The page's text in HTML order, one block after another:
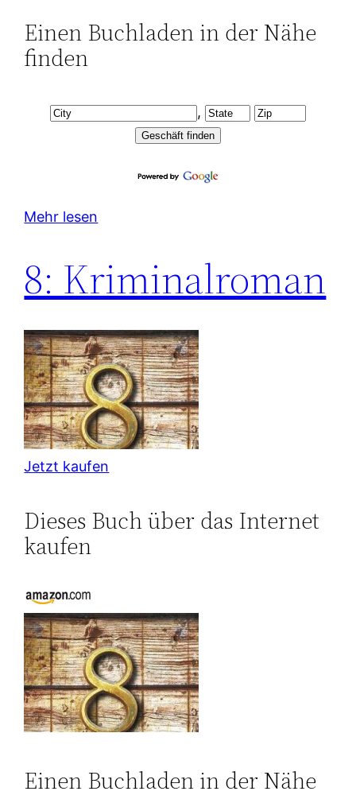
Einen Buchladen in der Nähe
finden
,
Mehr lesen
8: Kriminalroman
Jetzt kaufen
Dieses Buch über das Internet
kaufen
Einen Buchladen in der Nähe